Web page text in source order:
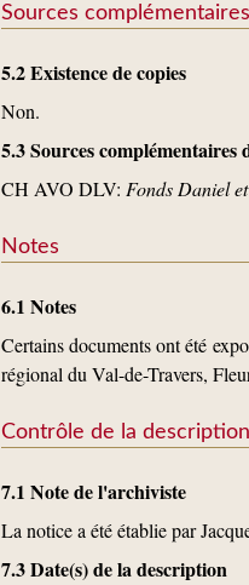
Sources complémentaires
5.2 Existence de copies
Non.
5.3 Sources complémentaires
CH AVO DLV: Fonds Daniel
Notes
6.1 Notes
Certains documents ont été
régional du Val-de-Travers,
Contrôle de la description
7.1 Note de l'archiviste
La notice a été établie par
7.3 Date(s) de la description